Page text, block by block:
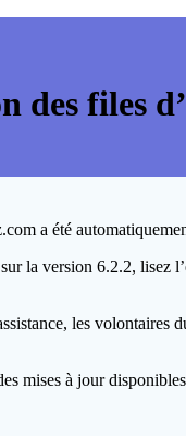
des files
a été
la version 6.2.2, lisez
les
mises à jour